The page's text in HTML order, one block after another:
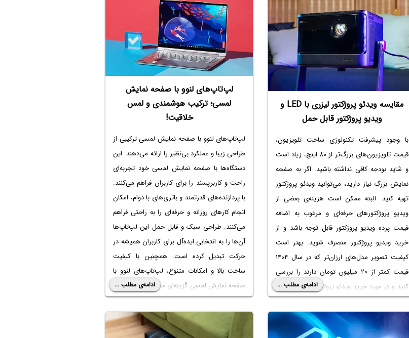
مقایسه ویدئو پروژکتور لیزری با LED و
ویدیو پروژکتور قابل حمل
با وجود پیشرفت تکنولوژی ساخت تلویزیون،
قیمت تلویزیون‌های بزرگ‌تر از ۸۰ اینچ، زیاد است
و شاید بودجه کافی نداشته باشید. اگر به صفحه
نمایش بزرگ نیاز دارید، می‌توانید ویدئو پروژکتور
تهیه کنید. البته‌ ممکن است هزینه‌ی بعضی از
ویدیو پروژکتورهای حرفه‌ای و مرغوب به اضافه
قیمت پرده ویدیو پروژکتور قابل توجه باشد و از
خرید ویدیو پروژکتور منصرف شوید. بهتر است
کیفیت تصویر مدل‌های ارزان‌تر که در سال ۱۴۰۴
قیمت کمتر از ۲۰ میلیون تومان دارند را بررسی
کنید و در مورد خرید ویدئو پروژکتور تصمیم نهایی
را بگیرید.
به طور کلی دو نوع پروژکتور موجود است، پروژکتور
LED و پروژکتور لیزری. در این مقاله به ویژگی‌های
ادامه‌ی مطلب ...
لپ‌تاپ‌های لنوو با صفحه نمایش
لمسی؛ ترکیب هوشمندی و لمس
خلاقیت!
لپ‌تاپ‌های لنوو با صفحه نمایش لمسی ترکیبی از
طراحی زیبا و عملکرد بی‌نظیر را ارائه می‌دهند. این
دستگاه‌ها با صفحه نمایش لمسی خود تجربه‌ای
راحت و کاربرپسند را برای کاربران فراهم می‌کنند.
با پردازنده‌های قدرتمند و باتری‌های با دوام، امکان
انجام کارهای روزانه و حرفه‌ای را به راحتی فراهم
می‌کنند. طراحی سبک و قابل حمل این لپ‌تاپ‌ها
آن‌ها را به انتخابی ایده‌آل برای کاربران همیشه در
حرکت تبدیل کرده است. همچنین با کیفیت
ساخت بالا و امکانات متنوع، لپ‌تاپ‌های لنوو با
صفحه نمایش لمسی گزینه‌ای مطلوب برای هرگونه
نیاز کاربری هستند.
با وجود این امکانات پیشرفته، ممکن است به مرور
زمان لپ‌تاپ‌های لنوو نیز به خدمات تعمیر یا
ادامه‌ی مطلب ...